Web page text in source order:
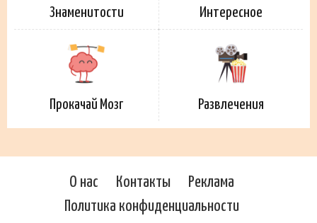
Знаменитости Интересное
Прокачай Мозг Развлечения
О нас Контакты
Реклама
Политика конфиденциальности